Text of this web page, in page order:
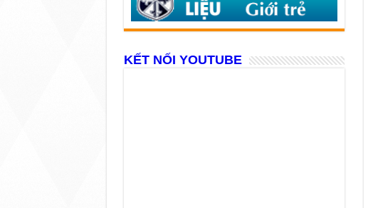
KẾT NỐI YOUTUBE